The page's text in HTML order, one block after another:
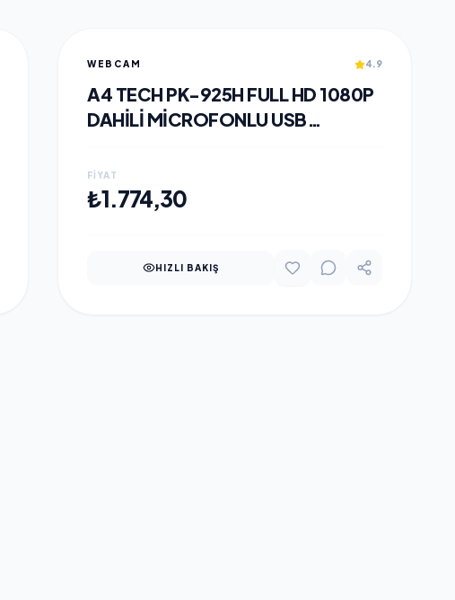
WEBCAM 4.9
A4 TECH PK-925H FULL HD 1080P
DAHILI MICROFONLU USB
FIYAT
₺1.774,30
HIZLI BAKIŞ